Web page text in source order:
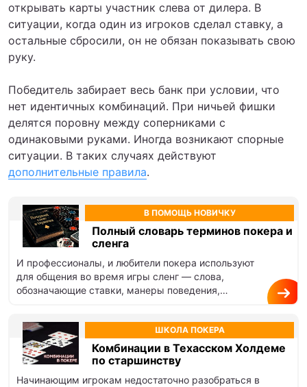
открывать карты участник слева от дилера. В
ситуации, когда один из игроков сделал ставку, а
остальные сбросили, он не обязан показывать свою
руку.
Победитель забирает весь банк при условии, что
нет идентичных комбинаций. При ничьей фишки
делятся поровну между соперниками с
одинаковыми руками. Иногда возникают спорные
ситуации. В таких случаях действуют
дополнительные правила.
В ПОМОЩЬ НОВИЧКУ
Полный словарь терминов покера и
сленга
И профессионалы, и любители покера используют
для общения во время игры сленг — слова,
обозначающие ставки, манеры поведения,
ШКОЛА ПОКЕРА
Комбинации в Техасском Холдеме
по старшинству
Начинающим игрокам недостаточно разобраться в